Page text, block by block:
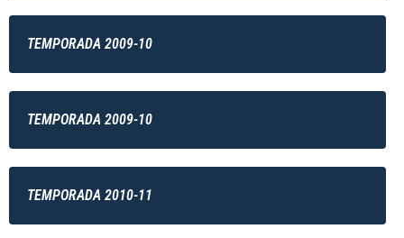
TEMPORADA 2009-10
TEMPORADA 2009-10
TEMPORADA 2010-11